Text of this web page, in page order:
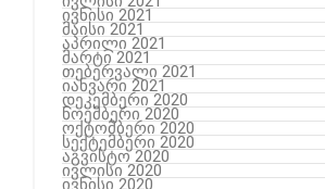
ივნისი 2021
მაისი 2021
აპრილი 2021
მარტი 2021
თებერვალი 2021
იანვარი 2021
დეკემბერი 2020
ნოემბერი 2020
ოქტომბერი 2020
სექტემბერი 2020
აგვისტო 2020
ივლისი 2020
ივნისი 2020